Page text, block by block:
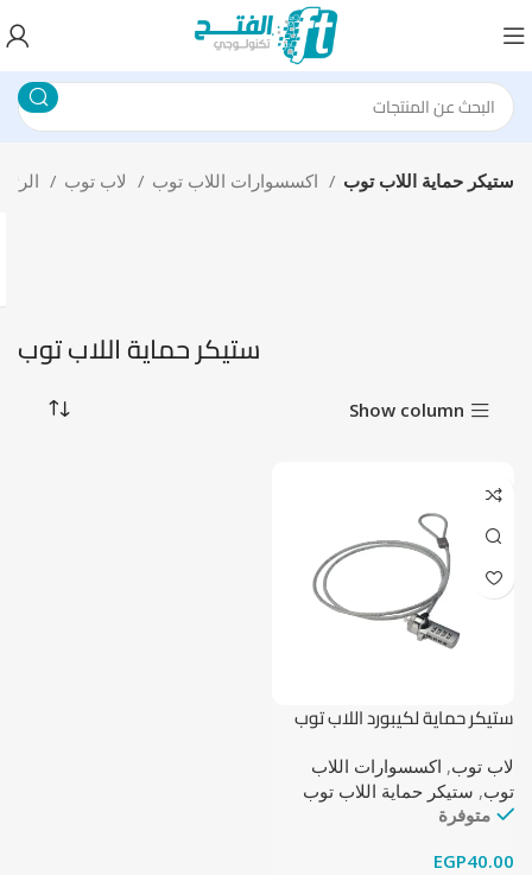
ستيكر حماية اللاب توب
ستيكر حماية اللاب توب
Show column
ستيكر حماية لكيبورد اللاب توب
لاب توب, اكسسوارات اللاب
توب, ستيكر حماية اللاب توب
متوفرة
EGP40.00